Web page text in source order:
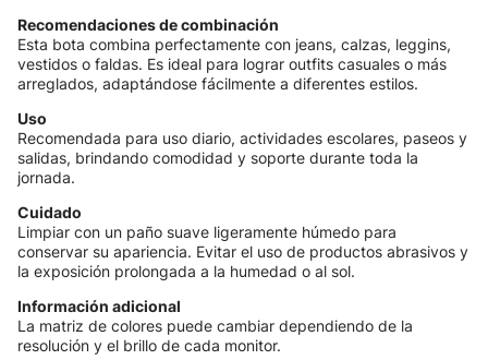
Recomendaciones de combinación
Esta bota combina perfectamente con jeans, calzas, leggins,
vestidos o faldas. Es ideal para lograr outfits casuales o más
arreglados, adaptándose fácilmente a diferentes estilos.
Uso
Recomendada para uso diario, actividades escolares, paseos y
salidas, brindando comodidad y soporte durante toda la
jornada.
Cuidado
Limpiar con un paño suave ligeramente húmedo para
conservar su apariencia. Evitar el uso de productos abrasivos y
la exposición prolongada a la humedad o al sol.
Información adicional
La matriz de colores puede cambiar dependiendo de la
resolución y el brillo de cada monitor.